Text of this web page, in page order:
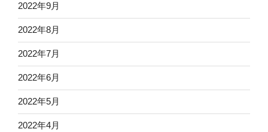
2022年9月
2022年8月
2022年7月
2022年6月
2022年5月
2022年4月